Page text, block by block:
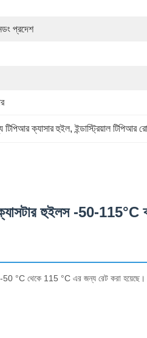
প্রদেশ
টিপিআর ক্যাসার হুইল, ইন্ডাস্ট্রিয়াল টিপিআর
ক্যাসটার হুইলস -50-
-50 °C থেকে 115 °C এর জন্য রেট করা